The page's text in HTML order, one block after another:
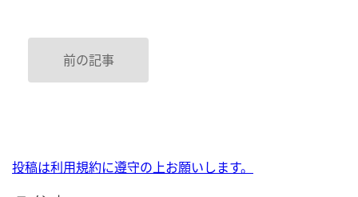
前の記事
投稿は利用規約に遵守の上お願いします。